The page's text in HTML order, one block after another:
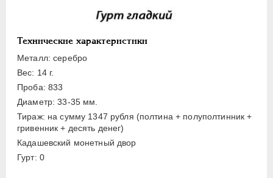
Технические характеристики
Металл: серебро
Вес: 14 г.
Проба: 833
Диаметр: 33-35 мм.
Тираж: на сумму 1347 рубля (полтина + полуполтинник +
гривенник + десять денег)
Кадашевский монетный двор
Гурт: 0
Монетовидные жетоны
ЕКАТЕРИНА I
ПЕТР II 1727-1729
АННА ИОАННОВНА
ИОАНН АНТОНОВИЧ 1740-1741
ЕЛИЗАВЕТА
1741-1762
ПЕТР III